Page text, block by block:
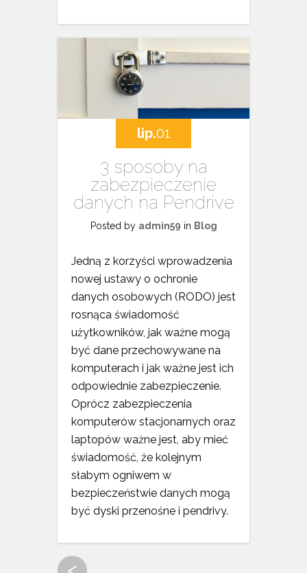
lip.01
3 sposoby na
zabezpieczenie
danych na Pendrive
Posted by admin59 in Blog
Jedną z korzyści wprowadzenia
nowej ustawy o ochronie
danych osobowych (RODO) jest
rosnąca świadomość
użytkowników, jak ważne mogą
być dane przechowywane na
komputerach i jak ważne jest ich
odpowiednie zabezpieczenie.
Oprócz zabezpieczenia
komputerów stacjonarnych oraz
laptopów ważne jest, aby mieć
świadomość, że kolejnym
słabym ogniwem w
bezpieczeństwie danych mogą
być dyski przenośne i pendrivy.